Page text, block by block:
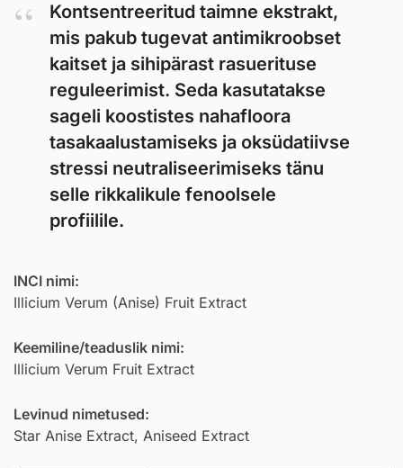
Kontsentreeritud taimne ekstrakt,
mis pakub tugevat antimikroobset
kaitset ja sihipärast rasuerituse
reguleerimist. Seda kasutatakse
sageli koostistes nahafloora
tasakaalustamiseks ja oksüdatiivse
stressi neutraliseerimiseks tänu
selle rikkalikule fenoolsele
profiilile.
INCI nimi:
Illicium Verum (Anise) Fruit Extract
Keemiline/teaduslik nimi:
Illicium Verum Fruit Extract
Levinud nimetused:
Star Anise Extract, Aniseed Extract